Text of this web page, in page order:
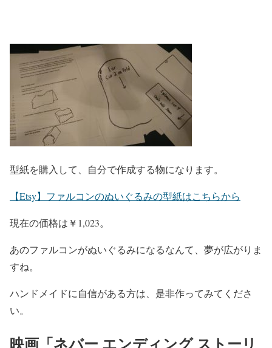
型紙を購入して、自分で作成する物になります。
【Etsy】ファルコンのぬいぐるみの型紙はこちらから
現在の価格は￥1,023。
あのファルコンがぬいぐるみになるなんて、夢が広がりま
すね。
ハンドメイドに自信がある方は、是非作ってみてくださ
い。
映画「ネバー エンディング ストーリ